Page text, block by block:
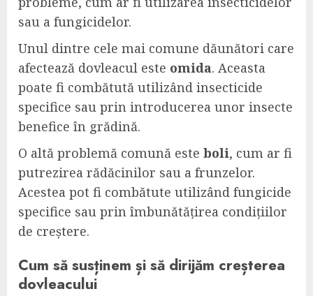
sau a fungicidelor.
Unul dintre cele mai comune dăunători care
afectează dovleacul este omida. Aceasta
poate fi combătută utilizând insecticide
specifice sau prin introducerea unor insecte
benefice în grădină.
O altă problemă comună este boli, cum ar fi
putrezirea rădăcinilor sau a frunzelor.
Acestea pot fi combătute utilizând fungicide
specifice sau prin îmbunătățirea condițiilor
de creștere.
Cum să susținem și să dirijăm creșterea
dovleacului